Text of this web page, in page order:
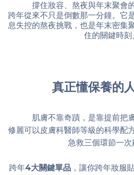
撐住妝容、熬夜與年末聚會
跨年從來不只是倒數那一分鐘。它
息失控的熬夜挑戰，也是年末密集
住的關鍵時刻
真正懂保養的
肌膚不靠奇蹟，是靠提前把
修麗可以皮膚科醫師等級的科學配
急救三個環節一次
跨年4大關鍵單品 ，讓你跨年妝服